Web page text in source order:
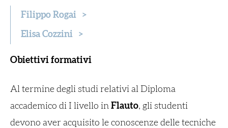
Filippo Rogai >
Elisa Cozzini >
Obiettivi formativi
Al termine degli studi relativi al Diploma
accademico di I livello in Flauto, gli studenti
devono aver acquisito le conoscenze delle tecniche